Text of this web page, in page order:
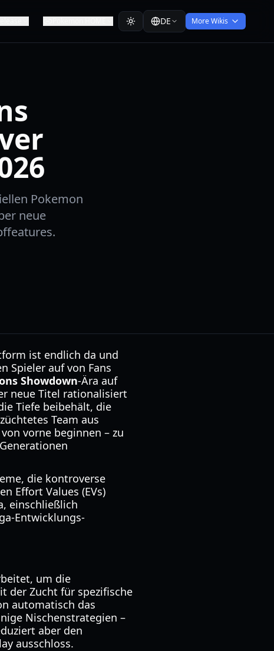
DE More Wikis
Pokemon
neue
ist endlich da und
Spieler auf von Fans
Showdown-Ära auf
neue Titel rationalisiert
Tiefe beibehält, die
Team aus
vorne beginnen – zu
die kontroverse
Effort Values (EVs)
einschließlich
Entwicklungs-
um die
der Zucht für spezifische
automatisch das
Nischenstrategien –
aber den
ausschloss.